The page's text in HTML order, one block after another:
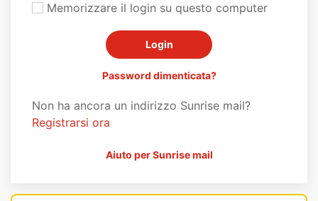
Memorizzare il login su questo computer
Password dimenticata?
Non ha ancora un indirizzo Sunrise mail?
Registrarsi ora
Aiuto per Sunrise mail